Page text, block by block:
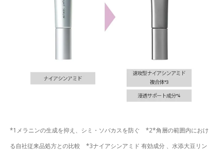
*1メラニンの生成を抑え、シミ・ソバカスを防ぐ *2*角層の範囲内におけ
る自社従来品処方との比較 *3ナイアシンアミド 有効成分 、水添大豆リン